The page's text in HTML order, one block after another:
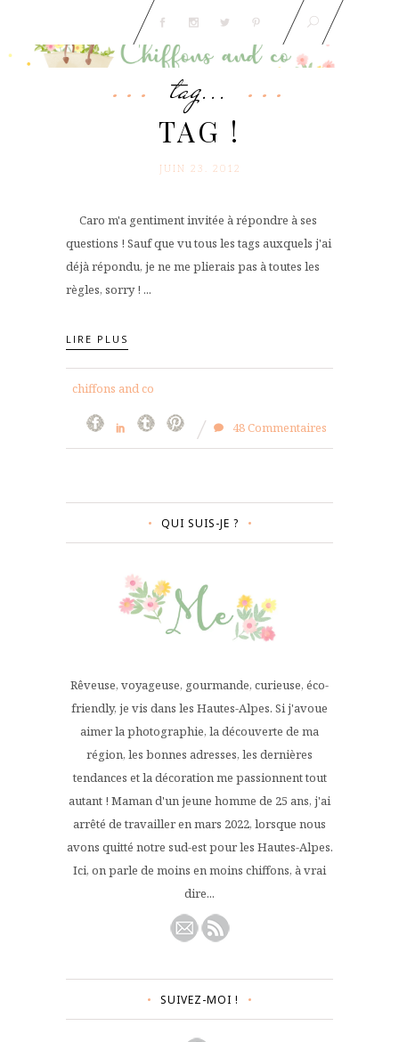
tag...
TAG !
JUIN 23. 2012
Caro m'a gentiment invitée à répondre à ses
questions ! Sauf que vu tous les tags auxquels j'ai
déjà répondu, je ne me plierais pas à toutes les
règles, sorry ! ...
LIRE PLUS
chiffons and co
48 Commentaires
QUI SUIS-JE ?
Rêveuse, voyageuse, gourmande, curieuse, éco-
friendly, je vis dans les Hautes-Alpes. Si j'avoue
aimer la photographie, la découverte de ma
région, les bonnes adresses, les dernières
tendances et la décoration me passionnent tout
autant ! Maman d'un jeune homme de 25 ans, j'ai
arrêté de travailler en mars 2022, lorsque nous
avons quitté notre sud-est pour les Hautes-Alpes.
Ici, on parle de moins en moins chiffons, à vrai
dire...
SUIVEZ-MOI !